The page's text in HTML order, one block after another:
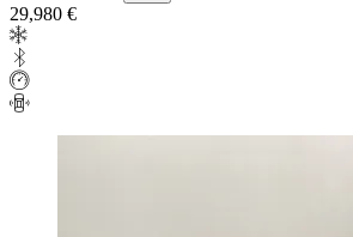
29,980 €